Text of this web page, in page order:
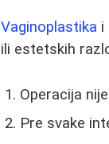
Vaginoplastika i
ili estetskih
Operacija
Pre svake